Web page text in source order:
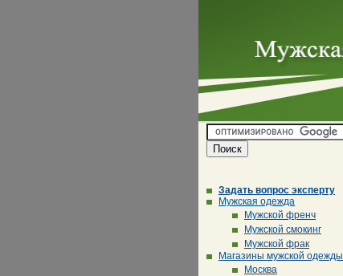
Задать вопрос эксперту
Мужская одежда
Мужской френч
Мужской смокинг
Мужской фрак
Магазины мужской одежды
Москва